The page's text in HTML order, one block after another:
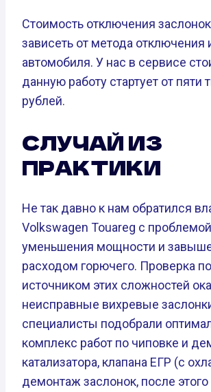
Стоимость отключения
зависеть от метода отключения
автомобиля. У нас в сервисе
данную работу стартует от пяти
рублей.
СЛУЧАЙ ИЗ
ПРАКТИКИ
Не так давно к нам обратился
Volkswagen Touareg с проблемой
уменьшения мощности и
расходом горючего. Проверка
источником этих сложностей
неисправные вихревые
специалисты подобрали
комплекс работ по чиповке и
катализатора, клапана ЕГР (с
демонтаж заслонок, после этого